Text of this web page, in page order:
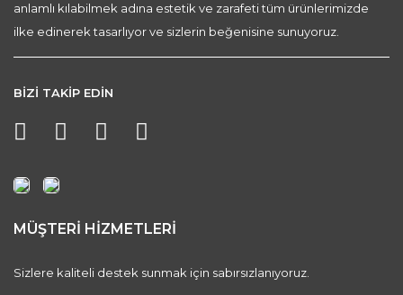
anlamlı kılabilmek adına estetik ve zarafeti tüm ürünlerimizde
ilke edinerek tasarlıyor ve sizlerin beğenisine sunuyoruz.
BİZİ TAKİP EDİN
MÜŞTERİ HİZMETLERİ
Sizlere kaliteli destek sunmak için sabırsızlanıyoruz.